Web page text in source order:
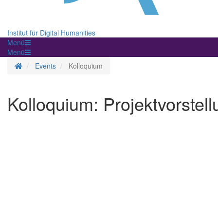
Institut für Digital Humanities
Menü
Menü
Startseite
Events Kolloquium
Kolloquium: